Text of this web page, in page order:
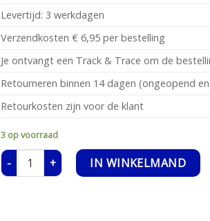
Levertijd: 3 werkdagen
Verzendkosten € 6,95 per bestelling
Je ontvangt een Track & Trace om de
Retourneren binnen 14 dagen (ongeopend
Retourkosten zijn voor de klant
3 op voorraad
De Goochelbeurs aantalIN WINKELMAND